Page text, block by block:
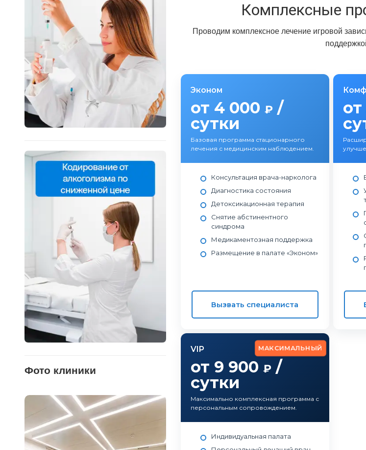
Фото клиники
Комплексные
Проводим комплексное лечение игровой
Эконом
от 4 000 ₽ /
сутки
Базовая программа стационарного
лечения с медицинским наблюдением.
Консультация врача-нарколога
Диагностика состояния
Детоксикационная терапия
Снятие абстинентного
синдрома
Медикаментозная поддержка
Размещение в палате «Эконом»
Вызвать специалиста
МАКСИМАЛЬНЫЙ
VIP
от 9 900 ₽/
сутки
Максимально комплексная программа с
персональным сопровождением.
Индивидуальная палата